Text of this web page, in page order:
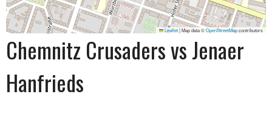
Leaflet|Map data ©OpenStreetMapcontributors
Chemnitz Crusaders vs Jenaer
Hanfrieds